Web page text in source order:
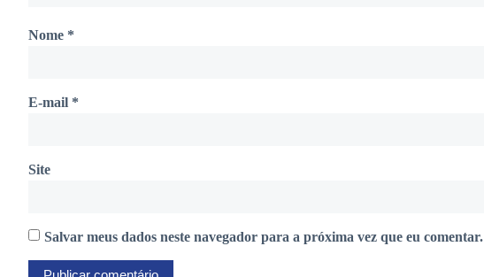
Nome *
E-mail *
Site
Salvar meus dados neste navegador para a próxima vez que eu comentar.